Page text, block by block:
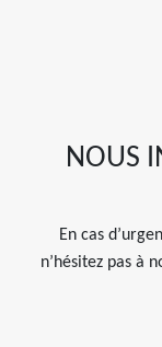
NOUS
En cas
n’hésitez pas à